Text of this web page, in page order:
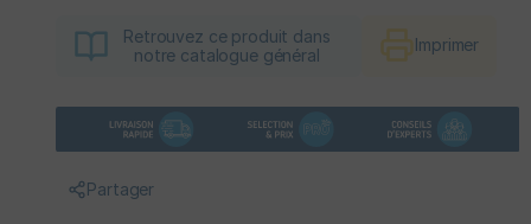
Retrouvez ce produit dans
notre catalogue général
Imprimer
Partager